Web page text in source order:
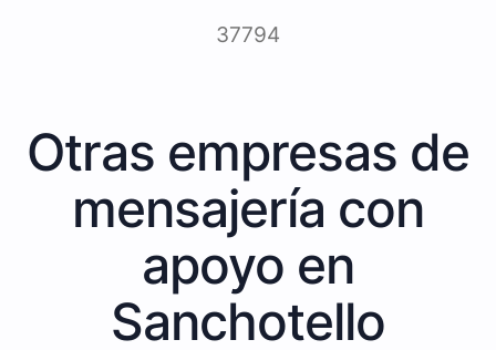
37794
Otras empresas de
mensajería con
apoyo en
Sanchotello